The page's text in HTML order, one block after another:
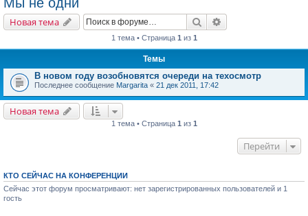
Новая тема Поиск
1 тема • Страница 1 из 1
Темы
В новом году возобновятся очереди на техосмотр
Последнее сообщение Margarita « 21 дек 2011, 17:42
Новая тема
1 тема • Страница 1 из 1
Перейти
КТО СЕЙЧАС НА КОНФЕРЕНЦИИ
Сейчас этот форум просматривают: нет зарегистрированных пользователей и 1
гость